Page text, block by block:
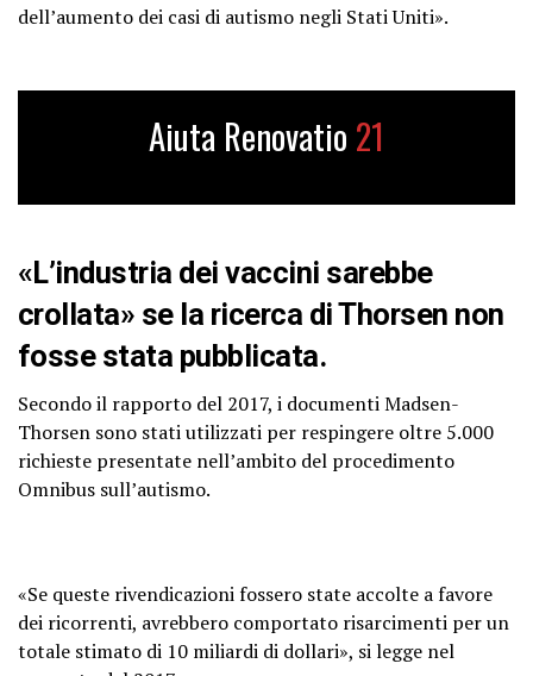
dell’aumento dei casi di autismo negli Stati Uniti».
Aiuta Renovatio 21
«L’industria dei vaccini sarebbe
crollata» se la ricerca di Thorsen non
fosse stata pubblicata.
Secondo il rapporto del 2017, i documenti Madsen-
Thorsen sono stati utilizzati per respingere oltre 5.000
richieste presentate nell’ambito del procedimento
Omnibus sull’autismo.
«Se queste rivendicazioni fossero state accolte a favore
dei ricorrenti, avrebbero comportato risarcimenti per un
totale stimato di 10 miliardi di dollari», si legge nel